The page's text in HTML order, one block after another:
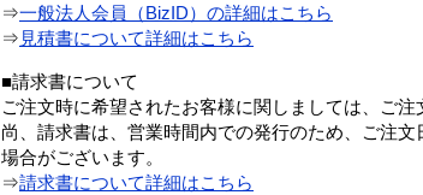
⇒一般法人会員（BizID）の詳細はこちら
⇒ 見積書について詳細はこちら
■請求書について
ご注文時に希望されたお客様に関しましては、ご注
尚、請求書は、営業時間内での発行のため、ご注
場合がございます。
⇒請求書について詳細はこちら